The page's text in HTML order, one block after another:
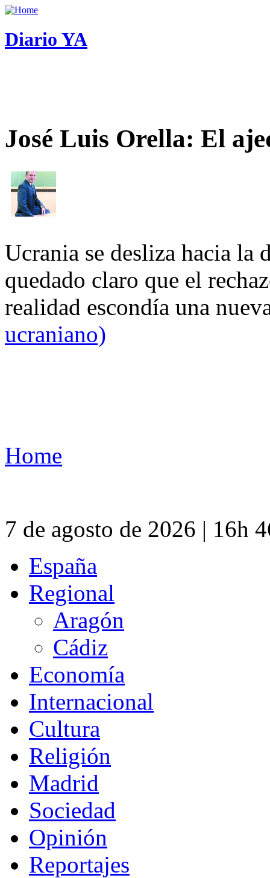
Diario YA
José Luis Orella: El
Ucrania se desliza hacia
quedado claro que el
realidad escondía una
ucraniano)
Home
7 de agosto de 2026 | 16h
España
Regional
Aragón
Cádiz
Economía
Internacional
Cultura
Religión
Madrid
Sociedad
Opinión
Reportajes